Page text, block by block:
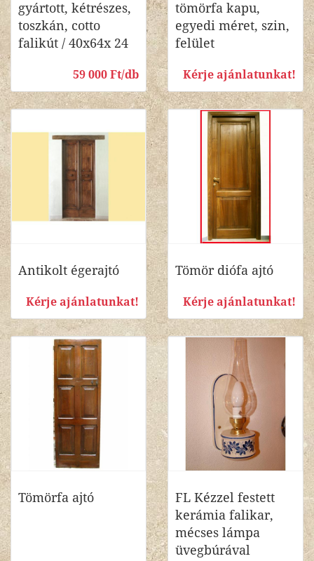
gyártott, kétrészes,
toszkán, cotto
falikút / 40x64x 24
59 000 Ft/db
tömörfa kapu,
egyedi méret, szin,
felület
Kérje ajánlatunkat!
Antikolt égerajtó
Kérje ajánlatunkat!
Tömör diófa ajtó
Kérje ajánlatunkat!
Tömörfa ajtó
FL Kézzel festett
kerámia falikar,
mécses lámpa
üvegbúrával